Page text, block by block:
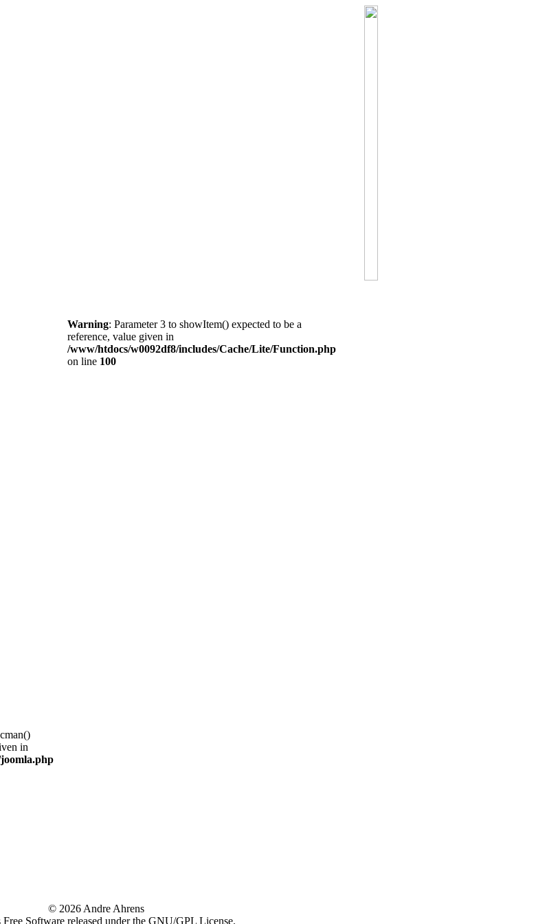
in
Warning: Parameter 3 to showItem() expected to be a
reference, value given in
/www/htdocs/w0092df8/includes/Cache/Lite/Function.php
on line 100
© 2026 Andre Ahrens
Free Software released under the GNU/GPL License.